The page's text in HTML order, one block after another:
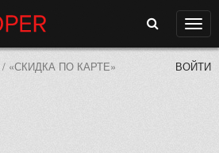
Поиск
/ «СКИДКА ПО КАРТЕ» ВОЙТИ